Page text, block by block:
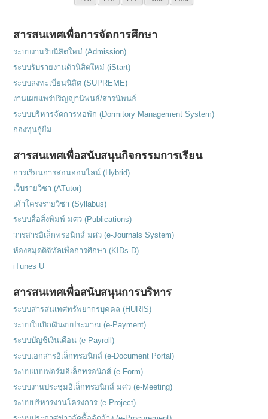
สารสนเทศเพื่อการจัดการศึกษา
ระบบงานรับนิสิตใหม่ (Admission)
ระบบรับรายงานตัวนิสิตใหม่ (iStart)
ระบบลงทะเบียนนิสิต (SUPREME)
งานเผยแพร่ปริญญานิพนธ์/สารนิพนธ์
ระบบบริหารจัดการหอพัก (Dormitory Management System)
กองทุนกู้ยืม
สารสนเทศเพื่อสนับสนุนกิจกรรมการเรียน
การเรียนการสอนออนไลน์ (Hybrid)
เว็บรายวิชา (ATutor)
เค้าโครงรายวิชา (Syllabus)
ระบบสื่อสิ่งพิมพ์ มศว (Publications)
วารสารอิเล็กทรอนิกส์ มศว (e-Journals System)
ห้องสมุดดิจิทัลเพื่อการศึกษา (KIDs-D)
iTunes U
สารสนเทศเพื่อสนับสนุนการบริหาร
ระบบสารสนเทศทรัพยากรบุคคล (HURIS)
ระบบใบเบิกเงินงบประมาณ (e-Payment)
ระบบบัญชีเงินเดือน (e-Payroll)
ระบบเอกสารอิเล็กทรอนิกส์ (e-Document Portal)
ระบบแบบฟอร์มอิเล็กทรอนิกส์ (e-Form)
ระบบงานประชุมอิเล็กทรอนิกส์ มศว (e-Meeting)
ระบบบริหารงานโครงการ (e-Project)